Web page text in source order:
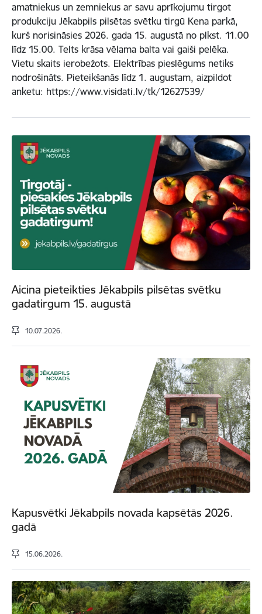
amatniekus un zemniekus ar savu aprīkojumu tirgot
produkciju Jēkabpils pilsētas svētku tirgū Kena parkā,
kurš norisināsies 2026. gada 15. augustā no plkst. 11.00
līdz 15.00. Telts krāsa vēlama balta vai gaiši pelēka.
Vietu skaits ierobežots. Elektrības pieslēgums netiks
nodrošināts. Pieteikšanās līdz 1. augustam, aizpildot
anketu: https://www.visidati.lv/tk/12627539/
Aicina pieteikties Jēkabpils pilsētas svētku
gadatirgum 15. augustā
10.07.2026.
Kapusvētki Jēkabpils novada kapsētās 2026.
gadā
15.06.2026.